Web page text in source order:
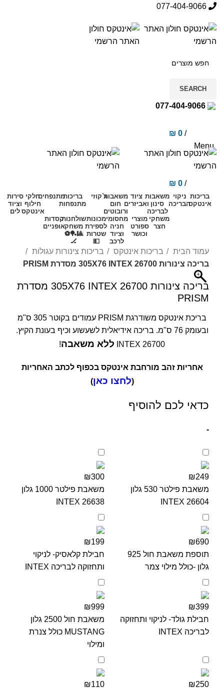
SEARCH
077-404-9066
/
₪ 0
Menu
/
₪ 0
בריכות
אינטקס
ניקוי
הבריכה
משאבות
סינון
לבריכה
ציוד
ואביזרים
משאבות
חום
ורובוטים
ג`קוזי
בריכות
מתנפחות
מתנפחיםחלקי
חילוף
אינטקס
סירות
וציוד
לים
משחקי
חצר
מוצרי
ספורט
וכושר
מחסומי
חניה
וציוד
לרכב
מכונות
לספירת
שטרות
💵
שולחנות
משחק
🎱🏓⚽
🏒
קסדות
אופניים
עמוד הבית בריכות אינטקס
בריכות צינורות עגולות
בריכה צינורות 305X76 INTEX 26700 מסדרת PRISM
בריכה צינורות 305X76 INTEX 26700 מסדרת
PRISM
בריכת אינטקס משודרגת PRISM עמודים בקוטר 305 ס"מ
ובעומק 76 ס"מ. בריכה אידיאלית לשעשוע וכיף בעונת הקיץ.
INTEX 26700
ללא משאבה!
אחריות זהב מורחבת אינטקס בכפוף לכתב האחריות
(לחצו כאן)
כדאי לכם להוסיף
-
₪249
משאבת פילטר 530 גלון
INTEX 26604
₪300
משאבת פילטר 1000 גלון
INTEX 26638
₪690
תוספת משאבת חול 925
גלון -כולל מילוי צמר
₪199
חבילת קלאסיק- לניקוי
ותחזוקה לבריכה INTEX
₪399
חבילת גולד- לניקוי ותחזוקה
לבריכה INTEX
₪999
משאבת חול 2500 גלון
MUSTANG כולל צנרת
ומילוי
₪250
₪110